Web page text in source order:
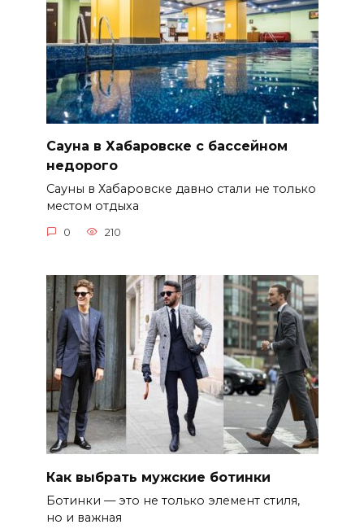
Сауна в Хабаровске с бассейном
недорого
Сауны в Хабаровске давно стали не только
местом отдыха
0 210
Как выбрать мужские ботинки
Ботинки — это не только элемент стиля,
но и важная